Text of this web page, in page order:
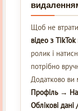
Щоб не
відео з
ролик і
потрібно
Додатково ви
Профіль →
Облікові